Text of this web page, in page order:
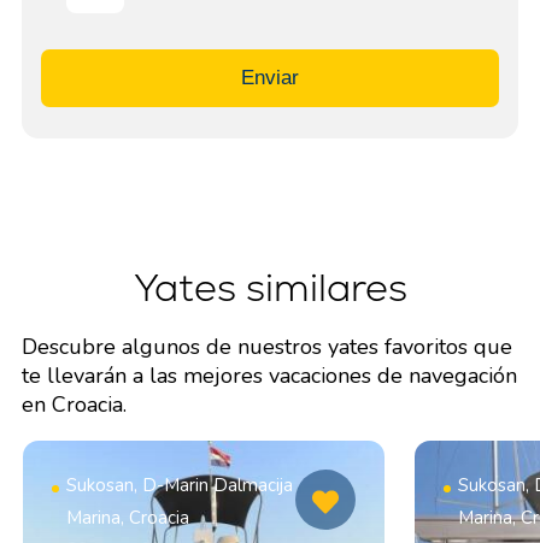
Enviar
Yates similares
Descubre algunos de nuestros yates favoritos que
te llevarán a las mejores vacaciones de navegación
en Croacia.
Sukosan, D-Marin Dalmacija
Marina, Croacia
Sukosan,
Marina,